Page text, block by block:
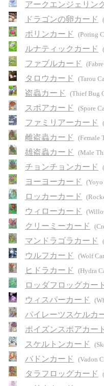
アークエンジェリン
ドラゴンの卵カード
ポリンカード
(Poring
ルナティックカード
ファブルカード
タロウカード
(Tarou
盗蟲カード
(Thief Bug
スポアカード
(Spore
ファミリアーカード
雌盗蟲カード
(Female
雄盗蟲カード
(Male
チョンチョンカード
ヨーヨーカード
(Yoyo
ロッカーカード
ウィローカード
クリーミーカード
マンドラゴラカード
ウルフカード
(Wolf
ヒドラカード
(Hydra
ロッダフロッグカー
ウィスパーカード
パイレーツスケルカ
ポイズンスポアカー
スケルトンカード
バドンカード
(Vadon
タラフロッグカード